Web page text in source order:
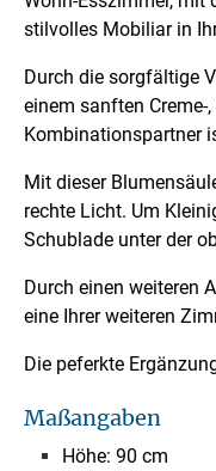
stilvolles Mobiliar in
Durch die sorgfältige
einem sanften Creme-
Kombinationspartner
Mit dieser
rechte Licht. Um
Schublade unter der
Durch einen weiteren
eine Ihrer weiteren
Die peferkte
Maßangaben
Höhe: 90 cm